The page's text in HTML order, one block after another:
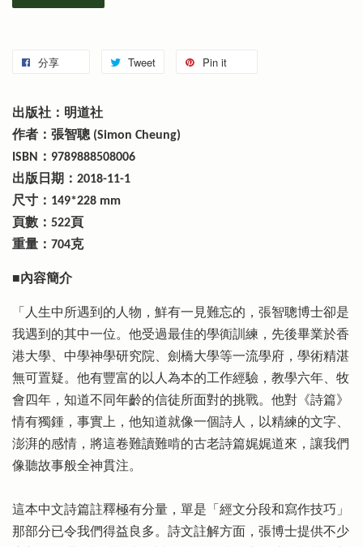
分享 Tweet Pin it
出版社：明道社
作者：張智聰 (Simon Cheung)
ISBN：9789888508006
出版日期：2018-11-1
尺寸：149*228 mm
頁數：522頁
重量：704克
■內容簡介
「人生中所遇到的人物，鮮有一見難忘的，張智聰博士卻是
我遇到的其中一位。他受過最佳的學衠訓練，先後畢業於香
港大學、中學神學研究院、劍橋大學等一流學府，學術精湛
無可置疑。他有豐富的以人為本的工作經驗，教學六年、牧
會四年，知道不同年齡的信徒所面對的挑戰。他對《詩篇》
情有獨鍾，事實上，他知道就像一個詩人，以精練的文字、
澎湃的感情，將這卷難讀難啃的古老詩篇娓娓道來，讓我們
像聽故事般全神貫注。
這本中文詩篇註釋極有分量，單是「經文分段和寫作技巧」
那部分已令我們得益良多。詩文註解方面，張博士提供不少